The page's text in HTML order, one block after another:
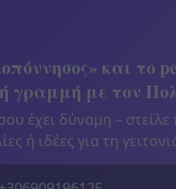
και το
γραμμή με τον
έχει δύναμη –
ή ιδέες για τη